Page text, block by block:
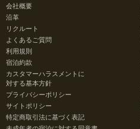
会社概要
沿革
リクルート
よくあるご質問
利用規則
宿泊約款
カスタマーハラスメントに
対する基本方針
プライバシーポリシー
サイトポリシー
特定商取引法に基づく表記